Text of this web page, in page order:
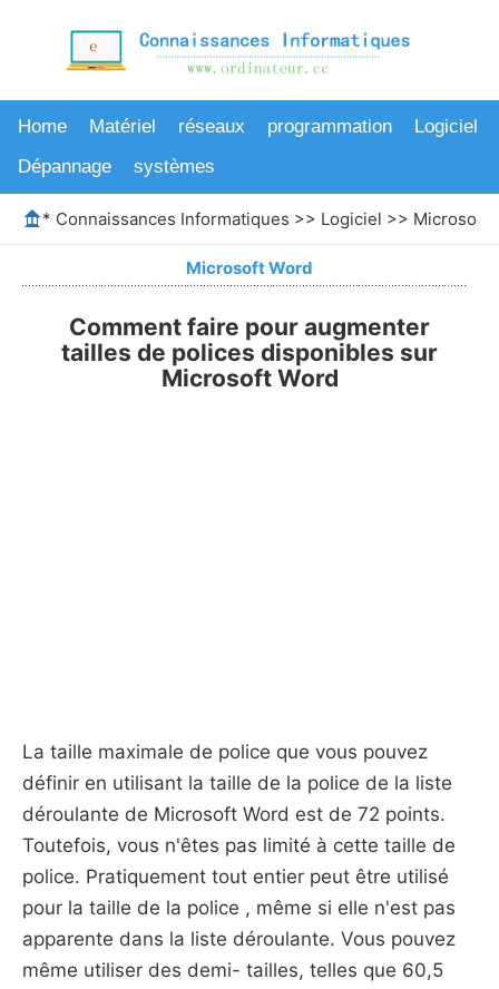
Home Matériel réseaux programmation
Logiciel
Dépannage
systèmes
* Connaissances Informatiques >> Logiciel >> Microsoft
Microsoft Word
Comment faire pour augmenter
tailles de polices disponibles sur
Microsoft Word
La taille maximale de police que vous pouvez
définir en utilisant la taille de la police de la liste
déroulante de Microsoft Word est de 72 points.
Toutefois, vous n'êtes pas limité à cette taille de
police. Pratiquement tout entier peut être utilisé
pour la taille de la police , même si elle n'est pas
apparente dans la liste déroulante. Vous pouvez
même utiliser des demi- tailles, telles que 60,5